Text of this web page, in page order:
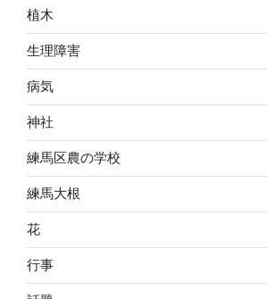
植木
生理障害
病気
神社
練馬区農の学校
練馬大根
花
行事